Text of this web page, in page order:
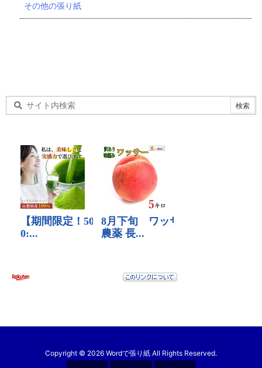
その他の張り紙
Copyright © 2026 Wordで張り紙 All Rights Reserved.